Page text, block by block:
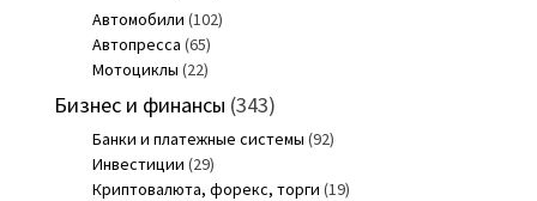
Автомобили (102)
Автопресса (65)
Мотоциклы (22)
Бизнес и финансы (343)
Банки и платежные системы (92)
Инвестиции (29)
Криптовалюта, форекс, торги (19)